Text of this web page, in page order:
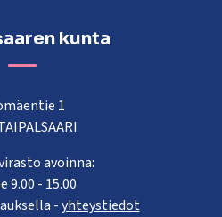
kunta
1
avoinna:
9.00 - 15.00
-yhteystiedot